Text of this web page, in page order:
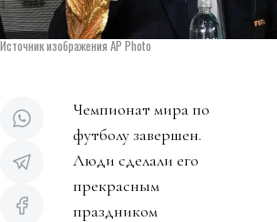
Источник изображения AP Photo
Чемпионат мира по
футболу завершен.
Люди сделали его
прекрасным
праздником